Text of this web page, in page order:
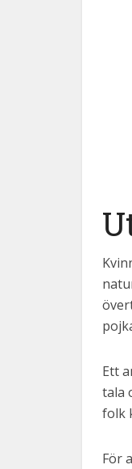
Ett
tala
folk
För